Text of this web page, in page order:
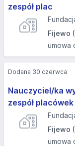
zespół plac
Fijewo
umowa
Nauczyciel/ka
zespół
Fijewo
umowa
Dodana 30 czerwca